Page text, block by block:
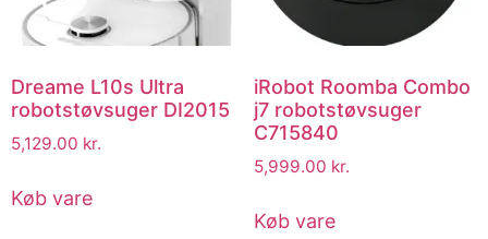
Dreame L10s Ultra
robotstøvsuger DI2015
5,129.00 kr.
Køb vare
iRobot Roomba Combo
j7 robotstøvsuger
C715840
5,999.00 kr.
Køb vare